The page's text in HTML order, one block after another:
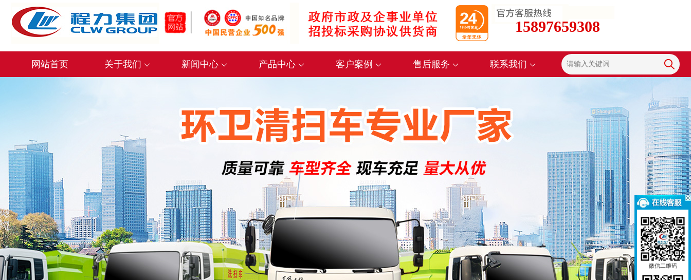
15897659308
网站首页 关于我们 新闻中心 产品中心 客户案例 售后服务 联系我们
微信二维码